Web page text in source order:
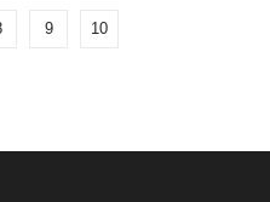
9 10